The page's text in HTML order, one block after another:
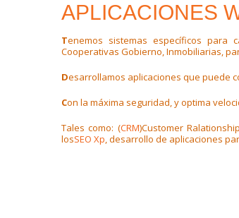
APLICACIONES
Tenemos sistemas específicos para
Cooperativas Gobierno, Inmobiliarias,
Desarrollamos aplicaciones que puede
Con la máxima seguridad, y optima
Tales como: (CRM)Customer
losSEO Xp, desarrollo de aplicaciones